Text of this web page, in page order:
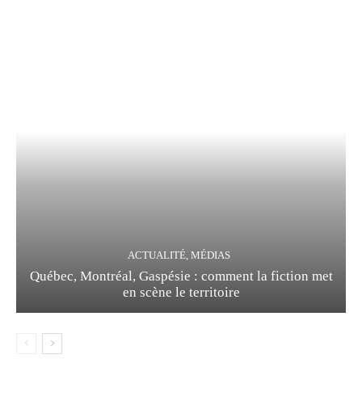
ACTUALITÉ, MÉDIAS
Québec, Montréal, Gaspésie : comment la fiction met
en scène le territoire